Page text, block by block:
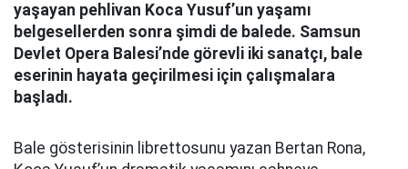
yaşayan pehlivan Koca Yusuf’un yaşamı
belgesellerden sonra şimdi de balede. Samsun
Devlet Opera Balesi’nde görevli iki sanatçı, bale
eserinin hayata geçirilmesi için çalışmalara
başladı.
Bale gösterisinin librettosunu yazan Bertan Rona,